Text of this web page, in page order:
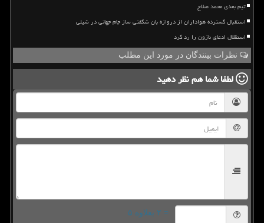
تیم بعدی محمد صلاح
استقبال گسترده هواداران از دروازه بان شگفتی ساز جام جهانی در شیلی
استقلال ادعای نازون را رد کرد
نظرات بینندگان در مورد این مطلب
لطفا شما همنظر دهید
= ۲ بعلاوه ۵